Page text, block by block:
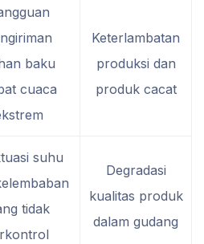
baku
cuaca
Keterlambatan
produksi dan
produk cacat
suhu
tidak
Degradasi
kualitas produk
dalam gudang